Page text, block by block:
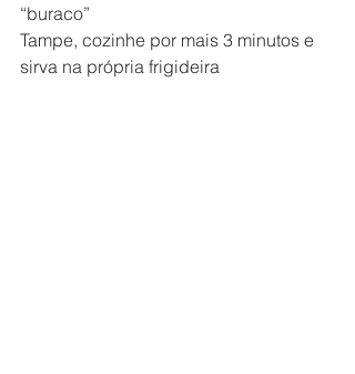
“buraco”
Tampe, cozinhe por mais 3 minutos e
sirva na própria frigideira